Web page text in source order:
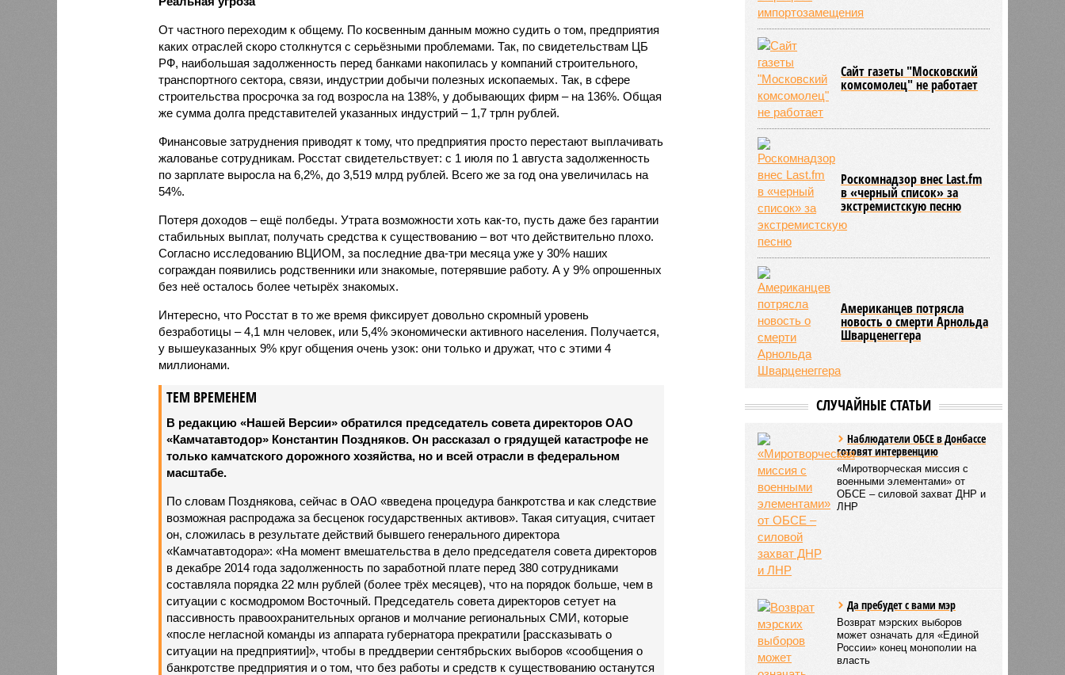
От частного переходим к общему. По косвенным данным можно судить о том, предприятия
каких отраслей скоро столкнутся с серьёзными проблемами. Так, по свидетельствам ЦБ
РФ, наибольшая задолженность перед банками накопилась у компаний строительного,
транспортного сектора, связи, индустрии добычи полезных ископаемых. Так, в сфере
строительства просрочка за год возросла на 138%, у добывающих фирм – на 136%. Общая
же сумма долга представителей указанных индустрий – 1,7 трлн рублей.
Финансовые затруднения приводят к тому, что предприятия просто перестают выплачивать
жалованье сотрудникам. Росстат свидетельствует: с 1 июля по 1 августа задолженность
по зарплате выросла на 6,2%, до 3,519 млрд рублей. Всего же за год она увеличилась на
54%.
Потеря доходов – ещё полбеды. Утрата возможности хоть как-то, пусть даже без гарантии
стабильных выплат, получать средства к существованию – вот что действительно плохо.
Согласно исследованию ВЦИОМ, за последние два-три месяца уже у 30% наших
сограждан появились родственники или знакомые, потерявшие работу. А у 9% опрошенных
без неё осталось более четырёх знакомых.
Интересно, что Росстат в то же время фиксирует довольно скромный уровень
безработицы – 4,1 млн человек, или 5,4% экономически активного населения. Получается,
у вышеуказанных 9% круг общения очень узок: они только и дружат, что с этими 4
миллионами.
ТЕМ ВРЕМЕНЕМ
В редакцию «Нашей Версии» обратился председатель совета директоров ОАО
«Камчатавтодор» Константин Поздняков. Он рассказал о грядущей катастрофе не
только камчатского дорожного хозяйства, но и всей отрасли в федеральном
масштабе.
По словам Позднякова, сейчас в ОАО «введена процедура банкротства и как следствие
возможная распродажа за бесценок государственных активов». Такая ситуация, считает
он, сложилась в результате действий бывшего генерального директора
«Камчатавтодора»: «На момент вмешательства в дело председателя совета директоров
в декабре 2014 года задолженность по заработной плате перед 380 сотрудниками
составляла порядка 22 млн рублей (более трёх месяцев), что на порядок больше, чем в
ситуации с космодромом Восточный. Председатель совета директоров сетует на
пассивность правоохранительных органов и молчание региональных СМИ, которые
«после негласной команды из аппарата губернатора прекратили [рассказывать о
ситуации на предприятии]», чтобы в преддверии сентябрьских выборов «сообщения о
банкротстве предприятия и о том, что без работы и средств к существованию останутся
Сайт газеты "Московский
комсомолец" не работает
Роскомнадзор внес Last.fm
в «черный список» за
экстремистскую песню
Американцев потрясла
новость о смерти Арнольда
Шварценеггера
СЛУЧАЙНЫЕ СТАТЬИ
Наблюдатели ОБСЕ в Донбассе
готовят интервенцию
«Миротворческая миссия с
военными элементами» от
ОБСЕ – силовой захват ДНР и
ЛНР
Да пребудет с вами мэр
Возврат мэрских выборов
может означать для «Единой
России» конец монополии на
власть